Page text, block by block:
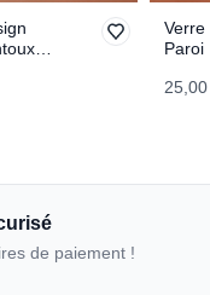
Verre
Paroi
de paiement !